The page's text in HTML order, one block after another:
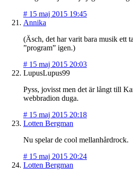
# 15 maj 2015 19:45
Annika
(Äsch, det har varit bara musik ett
”program” igen.)
# 15 maj 2015 20:03
LupusLupus99
Pyss, jovisst men det är långt till
webbradion duga.
# 15 maj 2015 20:18
Lotten Bergman
Nu spelar de cool mellanhårdrock.
# 15 maj 2015 20:24
Lotten Bergman